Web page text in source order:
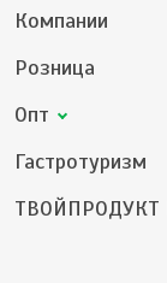
Компании
Розница
Опт
Гастротуризм
ТВОЙПРОДУКТ